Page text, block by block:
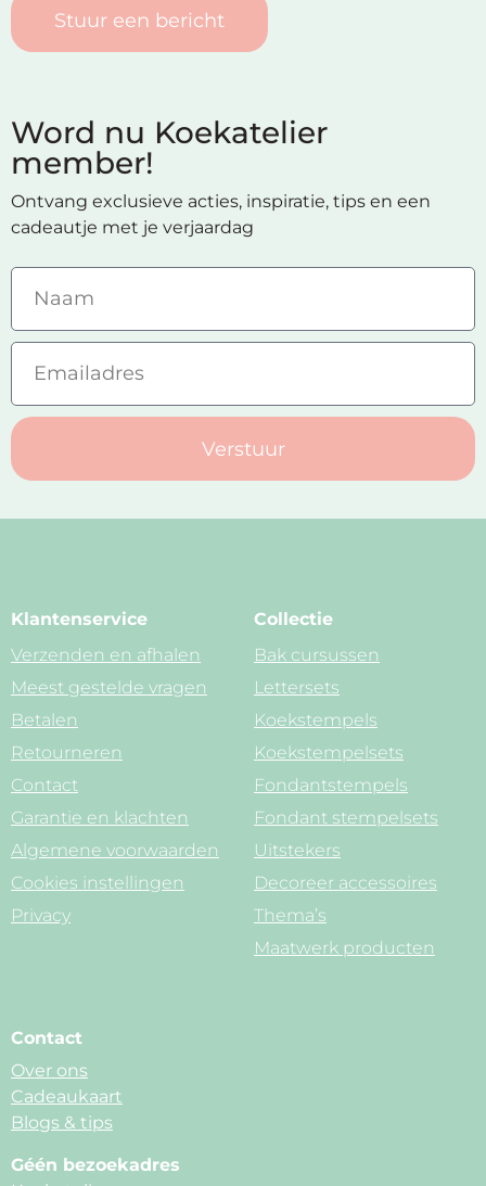
Stuur een bericht
Word nu Koekatelier
member!
Ontvang exclusieve acties, inspiratie, tips en een
cadeautje met je verjaardag
Verstuur
Klantenservice
Verzenden en afhalen
Meest gestelde vragen
Betalen
Retourneren
Contact
Garantie en klachten
Algemene voorwaarden
Cookies instellingen
Privacy
Collectie
Bak cursussen
Lettersets
Koekstempels
Koekstempelsets
Fondantstempels
Fondant stempelsets
Uitstekers
Decoreer accessoires
Thema’s
Maatwerk producten
Contact
Over ons
Cadeaukaart
Blogs & tips
Géén bezoekadres